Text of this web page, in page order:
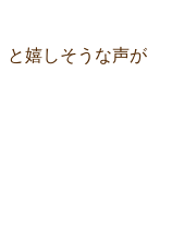
と嬉しそうな声が